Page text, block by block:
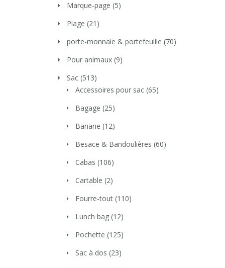
Marque-page (5)
Plage (21)
porte-monnaie & portefeuille (70)
Pour animaux (9)
Sac (513)
Accessoires pour sac (65)
Bagage (25)
Banane (12)
Besace & Bandoulières (60)
Cabas (106)
Cartable (2)
Fourre-tout (110)
Lunch bag (12)
Pochette (125)
Sac à dos (23)